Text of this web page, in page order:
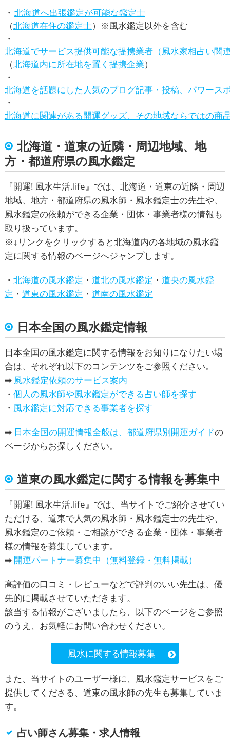
北海道へ出張鑑定が可能な鑑定士
（北海道在住の鑑定士）※風水鑑定以外を含む
北海道でサービス提供可能な提携業者（風水家相占い
（北海道内に所在地を置く提携企業）
北海道を話題にした人気のブログ記事・投稿、パワース
北海道に関連がある開運グッズ、その地域ならではの商
北海道・道東の近隣・周辺地域、地
方・都道府県の風水鑑定
『開運! 風水生活.life』では、北海道・道東の近隣・周辺
地域、地方・都道府県の風水師・風水鑑定士の先生や、
風水鑑定の依頼ができる企業・団体・事業者様の情報も
取り扱っています。
※↓リンクをクリックすると北海道内の各地域の風水鑑
定に関する情報のページへジャンプします。
・ 北海道の風水鑑定 ・ 道北の風水鑑定 ・ 道央の風水鑑
定 ・ 道東の風水鑑定 ・ 道南の風水鑑定
日本全国の風水鑑定情報
日本全国の風水鑑定に関する情報をお知りになりたい場
合は、それぞれ以下のコンテンツをご参照ください。
➡ 風水鑑定依頼のサービス案内
・ 個人の風水師や風水鑑定ができる占い師を探す
・ 風水鑑定に対応できる事業者を探す
➡ 日本全国の開運情報全般は、都道府県別開運ガイドの
ページからお探しください。
道東の風水鑑定に関する情報を募集中
『開運! 風水生活.life』では、当サイトでご紹介させてい
ただける、 道東で人気の風水師・風水鑑定士の先生や、
風水鑑定のご依頼・ご相談ができる企業・団体・事業者
様の情報を募集しています。
➡ 開運パートナー募集中（無料登録・無料掲載）
高評価の口コミ・レビューなどで評判のいい先生は、優
先的に掲載させていただきます。
該当する情報がございましたら、以下のページをご参照
のうえ、お気軽にお問い合わせください。
風水に関する情報募集
また、当サイトのユーザー様に、風水鑑定サービスをご
提供してくださる、道東の風水師の先生も募集していま
す。
占い師さん募集・求人情報